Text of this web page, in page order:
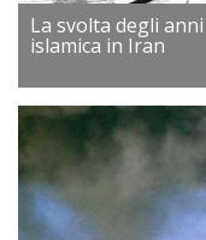
La svolta degli
islamica in Iran